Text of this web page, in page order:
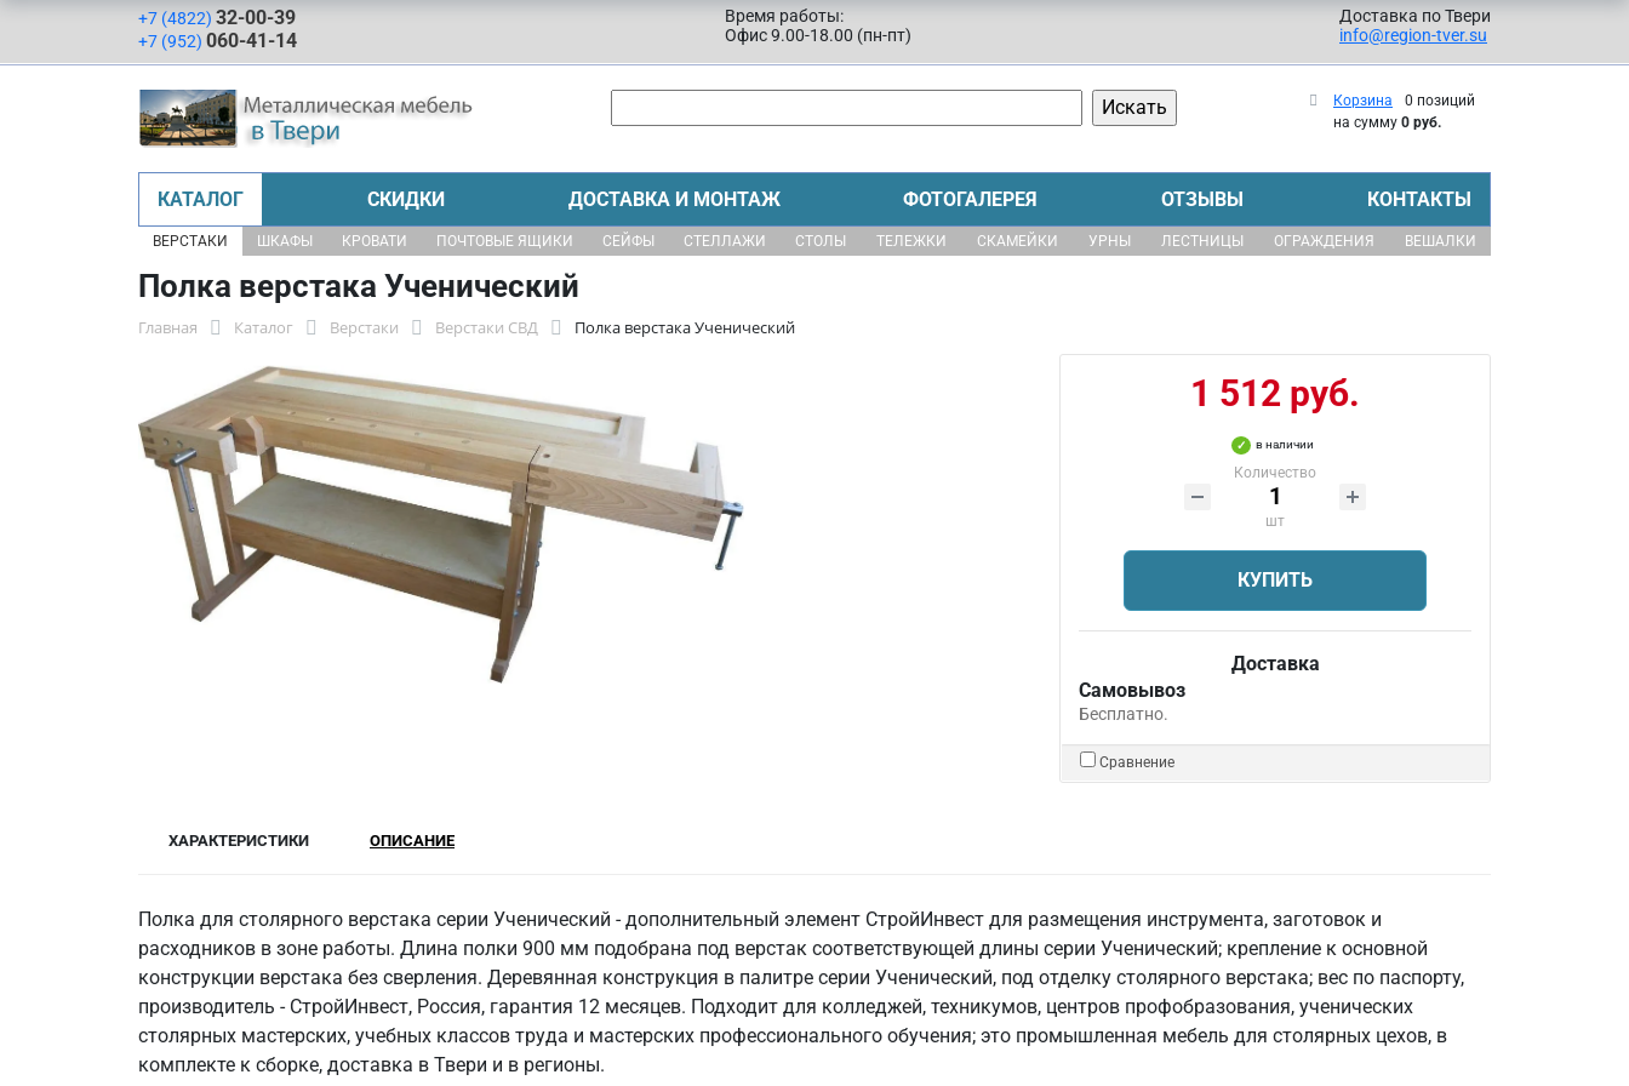
+7 (4822) 32-00-39
+7 (952) 060-41-14
Время работы:
Офис 9.00-18.00 (пн-пт)
Доставка по Твери
info@region-tver.su
Корзина
0 позиций
на сумму 0 руб.
КАТАЛОГ СКИДКИ ДОСТАВКА И МОНТАЖ ФОТОГАЛЕРЕЯ ОТЗЫВЫ КОНТАКТЫ
ВЕРСТАКИ ШКАФЫ КРОВАТИ ПОЧТОВЫЕ ЯЩИКИ СЕЙФЫ СТЕЛЛАЖИ СТОЛЫ ТЕЛЕЖКИ СКАМЕЙКИ УРНЫ ЛЕСТНИЦЫ ОГРАЖДЕНИЯ ВЕШАЛКИ
Полка верстака Ученический
Главная Каталог Верстаки Верстаки СВД Полка верстака Ученический
1 512 руб.
в наличии
Количество
шт
КУПИТЬ
Доставка
Самовывоз
Бесплатно.
Сравнение
ХАРАКТЕРИСТИКИ ОПИСАНИЕ
Полка для столярного верстака серии Ученический - дополнительный элемент СтройИнвест для размещения инструмента, заготовок и
расходников в зоне работы. Длина полки 900 мм подобрана под верстак соответствующей длины серии Ученический; крепление к основной
конструкции верстака без сверления. Деревянная конструкция в палитре серии Ученический, под отделку столярного верстака; вес по паспорту,
производитель - СтройИнвест, Россия, гарантия 12 месяцев. Подходит для колледжей, техникумов, центров профобразования, ученических
столярных мастерских, учебных классов труда и мастерских профессионального обучения; это промышленная мебель для столярных цехов, в
комплекте к сборке, доставка в Твери и в регионы.